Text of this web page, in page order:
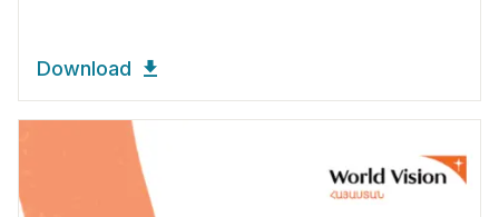
Download